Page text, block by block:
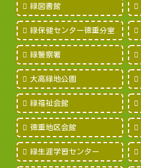
緑図書館
緑保健センター徳重分室
緑警察署
大高緑地公園
緑福祉会館
徳重地区会館
緑生涯学習センター